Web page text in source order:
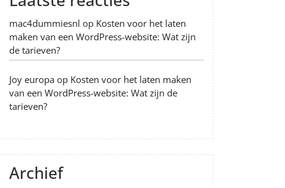
mac4dummiesnl op Kosten voor het laten
maken van een WordPress-website: Wat zijn
de tarieven?
Joy europa op Kosten voor het laten maken
van een WordPress-website: Wat zijn de
tarieven?
Archief